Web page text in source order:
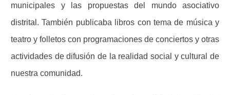
municipales y las propuestas del mundo asociativo
distrital. También publicaba libros con tema de música y
teatro y folletos con programaciones de conciertos y otras
actividades de difusión de la realidad social y cultural de
nuestra comunidad.